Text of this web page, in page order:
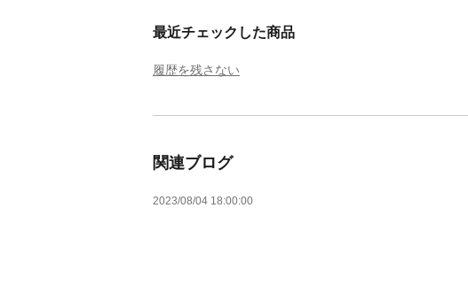
最近チェックした商品
履歴を残さない
関連ブログ
2023/08/04 18:00:00